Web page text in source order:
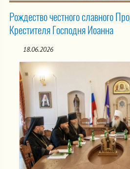
Рождество честного славного
Крестителя Господня Иоанна
18.06.2026